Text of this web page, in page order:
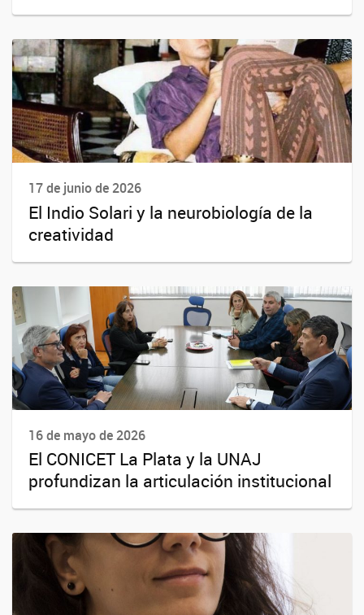
17 de junio de 2026
El Indio Solari y la neurobiología de la
creatividad
16 de mayo de 2026
El CONICET La Plata y la UNAJ
profundizan la articulación institucional